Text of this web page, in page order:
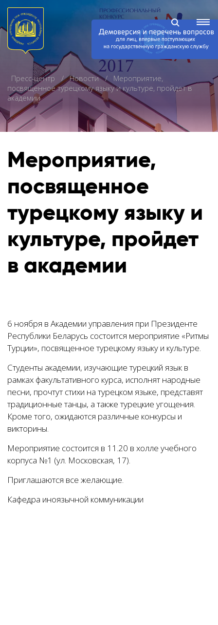
Пресс-центр Новости
Мероприятие,
посвященное турецкому языку и культуре, пройдет в
академии
Мероприятие,
посвященное
турецкому языку и
культуре, пройдет
в академии
6 ноября в Академии управления при Президенте
Республики Беларусь состоится мероприятие «Ритмы
Турции», посвященное турецкому языку и культуре.
Студенты академии, изучающие турецкий язык в
рамках факультативного курса, исполнят народные
песни, прочтут стихи на турецком языке, представят
традиционные танцы, а также турецкие угощения.
Кроме того, ожидаются различные конкурсы и
викторины.
Мероприятие состоится в 11.20 в холле учебного
корпуса №1 (ул. Московская, 17).
Приглашаются все желающие.
Кафедра иноязычной коммуникации